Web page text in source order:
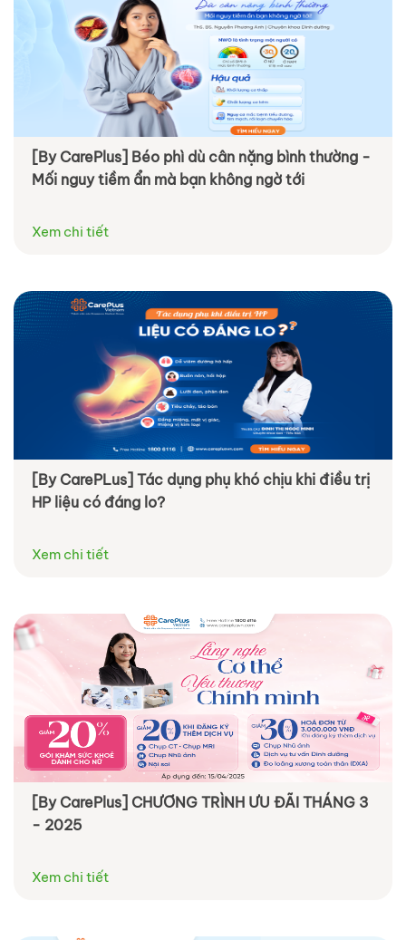
[By CarePlus] Béo phì dù cân nặng bình thường -
Mối nguy tiềm ẩn mà bạn không ngờ tới
Xem chi tiết
[By CarePLus] Tác dụng phụ khó chịu khi điều trị
HP liệu có đáng lo?
Xem chi tiết
[By CarePlus] CHƯƠNG TRÌNH ƯU ĐÃI THÁNG 3
- 2025
Xem chi tiết